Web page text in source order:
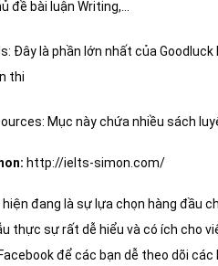
đề bài luận Writing,…
Đây là phần lớn nhất của
thi
Mục này chứa nhiều sách
http://ielts-simon.com/
đang là sự lựa chọn hàng đầu
thực sự rất dễ hiểu và có ích cho
để các bạn dễ theo dõi các